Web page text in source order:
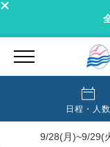
日程・人数
9/28(月)~9/29(